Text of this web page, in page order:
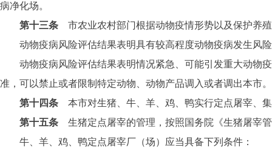
病净化场。
第十三条 市农业农村部门根据动物疫情形势以及保护养
动物疫病风险评估结果表明具有较高程度动物疫病发生风险
动物疫病风险评估结果表明情况紧急、可能引发重大动物疫
准，可以禁止或者限制特定动物、动物产品调入或者调出本市
第十四条 本市对生猪、牛、羊、鸡、鸭实行定点屠宰、
第十五条 生猪定点屠宰的管理，按照国务院《生猪屠宰
牛、羊、鸡、鸭定点屠宰厂（场）应当具备下列条件：